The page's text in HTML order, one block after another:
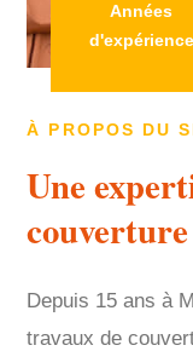
À PROPOS DU
Une
Depuis 15 ans à
travaux de
Années
d'expérience